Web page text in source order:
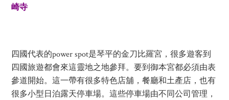
崎寺
四國代表的power spot是琴平的金刀比羅宮，很多遊客到
四國旅遊都會來這靈地之地參拜。要到御本宮都必須由表
參道開始。這一帶有很多特色店舖，餐廳和土產店，也有
很多小型日泊露天停車場。這些停車場由不同公司管理，